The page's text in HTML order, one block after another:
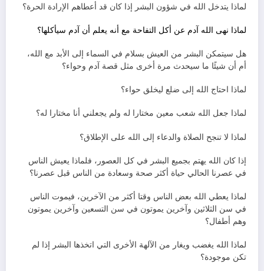
لماذا يتدخل الله في شؤون البشر إذا كان قد أعطاهم الإرادة الحرة؟
لماذا نهى الله آدم عن أكل التفاحة مع أنه يعلم أن آدم سيأكلها؟
هل سيتمكن البشر من العيش بسلام في السماء إلى الأبد مع الله،
أم أن شيئًا ما سيحدث مرة أخرى مثل قصة آدم وحواء؟
لماذا احتاج الله إلى ضلع ليخلق حواء؟
لماذا جعل الله شعب معين مختارا له ولم يجعلني أنا مختارا له؟
لماذا لا تنجح الصلاة والدعاء إلى الله على الإطلاق؟
إذا كان الله يهتم بجميع البشر في كل العصور، فلماذا يعيش الناس
في عصرنا الحالي حياة أكثر صحة وسعادة من الناس قبل عصرنا؟
لماذا يعطي الله بعض الناس وقتا أكثر من الآخرين، فيموت الناس
في سن الثلاثين وآخرين يموتون في سن التسعين وآخرين يموتون
وهم أطفال؟
لماذا الله يغضب ويغار من الآلهة الأخرى التي اتخذها البشر إذا لم
تكن موجودة؟